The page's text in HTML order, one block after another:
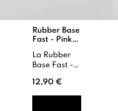
Rubber Base
Fast - Pink
La Rubber
Base Fast -
est une base
de renfort
12,90 €